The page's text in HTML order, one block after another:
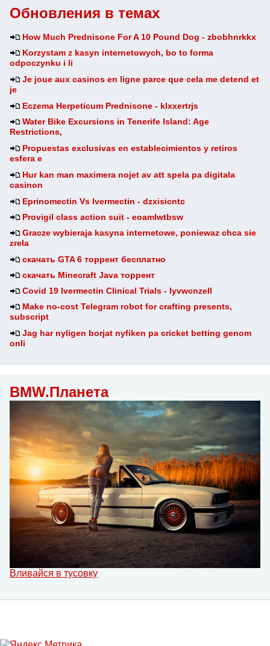
Обновления в темах
How Much Prednisone For A 10 Pound Dog - zbobhnrkkx
Korzystam z kasyn internetowych, bo to forma
odpoczynku i li
Je joue aux casinos en ligne parce que cela me detend et
je
Eczema Herpeticum Prednisone - klxxertrjs
Water Bike Excursions in Tenerife Island: Age
Restrictions,
Propuestas exclusivas en establecimientos y retiros
esfera e
Hur kan man maximera nojet av att spela pa digitala
casinon
Eprinomectin Vs Ivermectin - dzxisicntc
Provigil class action suit - eoamlwtbsw
Gracze wybieraja kasyna internetowe, poniewaz chca sie
zrela
скачать GTA 6 торрент бесплатно
скачать Minecraft Java торрент
Covid 19 Ivermectin Clinical Trials - lyvwcnzell
Make no-cost Telegram robot for crafting presents,
subscript
Jag har nyligen borjat nyfiken pa cricket betting genom
onli
BMW.Планета
Вливайся в тусовку